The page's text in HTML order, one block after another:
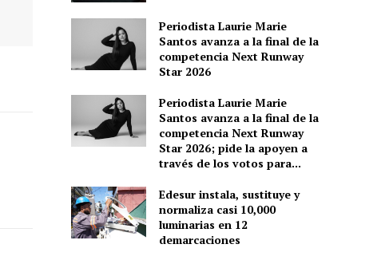
Periodista Laurie Marie
Santos avanza a la final de la
competencia Next Runway
Star 2026
Periodista Laurie Marie
Santos avanza a la final de la
competencia Next Runway
Star 2026; pide la apoyen a
través de los votos para...
Edesur instala, sustituye y
normaliza casi 10,000
luminarias en 12
demarcaciones